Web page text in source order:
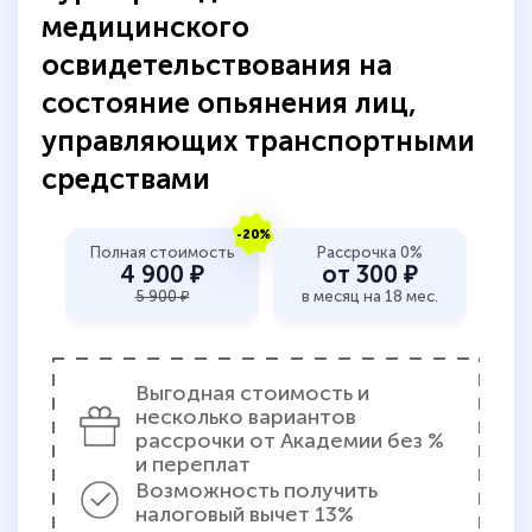
аттестации, проблем не возникло ни на
каком этапе…
медицинского
освидетельствования на
состояние опьянения лиц,
управляющих транспортными
средствами
-20%
Полная стоимость
4 900 ₽
5 900 ₽
Рассрочка 0%
от 300 ₽
в месяц на 18 мес.
Выгодная стоимость и
несколько вариантов
рассрочки от Академии без %
и переплат
Возможность получить
налоговый вычет 13%